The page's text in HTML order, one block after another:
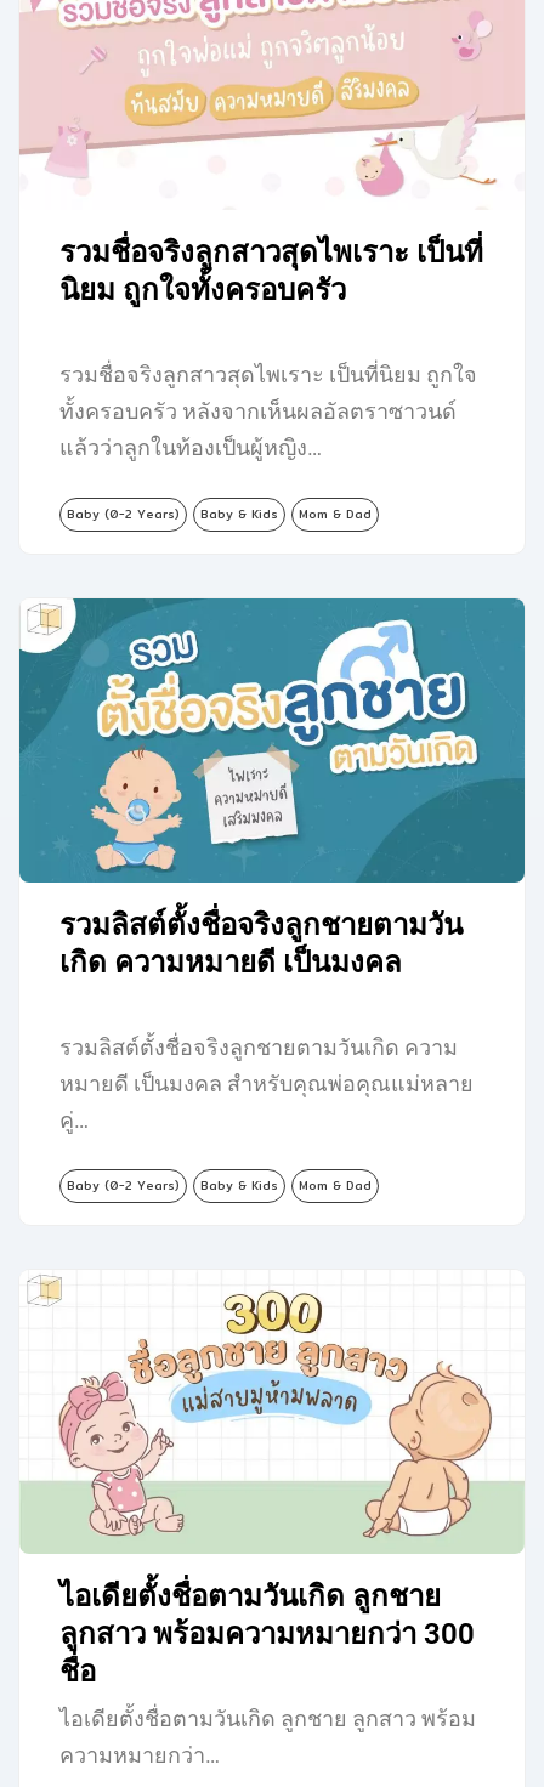
รวมชื่อจริงลูกสาวสุดไพเราะ เป็นที่
นิยม ถูกใจทั้งครอบครัว
รวมชื่อจริงลูกสาวสุดไพเราะ เป็นที่นิยม ถูกใจ
ทั้งครอบครัว หลังจากเห็นผลอัลตราซาวนด์
แล้วว่าลูกในท้องเป็นผู้หญิง…
Baby (0-2 Years) Baby & Kids Mom & Dad
รวมลิสต์ตั้งชื่อจริงลูกชายตามวัน
เกิด ความหมายดี เป็นมงคล
รวมลิสต์ตั้งชื่อจริงลูกชายตามวันเกิด ความ
หมายดี เป็นมงคล สำหรับคุณพ่อคุณแม่หลาย
คู่…
Baby (0-2 Years) Baby & Kids Mom & Dad
ไอเดียตั้งชื่อตามวันเกิด ลูกชาย
ลูกสาว พร้อมความหมายกว่า 300
ชื่อ
ไอเดียตั้งชื่อตามวันเกิด ลูกชาย ลูกสาว พร้อม
ความหมายกว่า…